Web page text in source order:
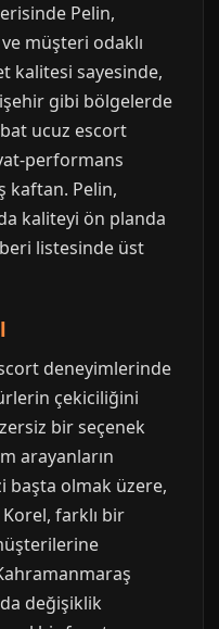
Pelin,
müşteri odaklı
kalitesi sayesinde,
gibi bölgelerde
ucuz escort
performans
kaftan. Pelin,
kaliteyi ön planda
listesinde üst
deneyimlerinde
çekiciliğini
bir seçenek
arayanların
başta olmak üzere,
farklı bir
değişiklik